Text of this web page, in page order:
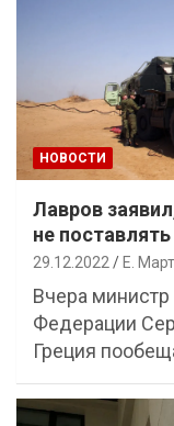
НОВОСТИ
Лавров
не
29.12.2022 Е.
Вчера
Федерации
Греция